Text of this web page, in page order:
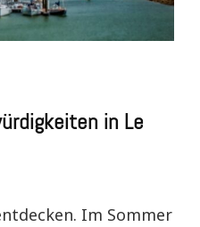
in Le
Im Sommer